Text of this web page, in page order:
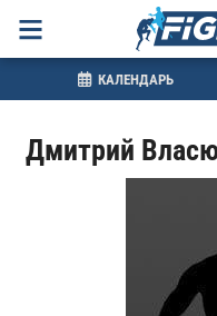
Дмитрий
КАЛЕНДАРЬ